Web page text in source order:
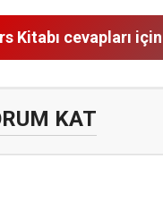
Kitabı cevapları
KAT